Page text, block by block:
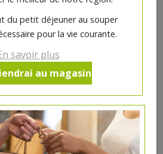
du petit déjeuner au souper
pour la vie courante.
savoir plus
au magasin
lèvres Nude bio
1 pc +
4€